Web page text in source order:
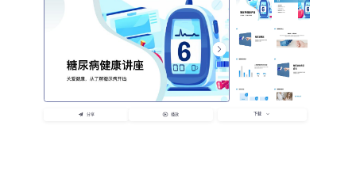
分享 播放 下载